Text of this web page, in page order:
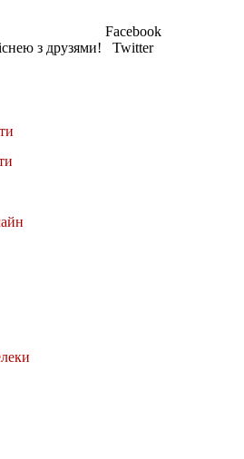
з друзями!
Facebook
Twitter